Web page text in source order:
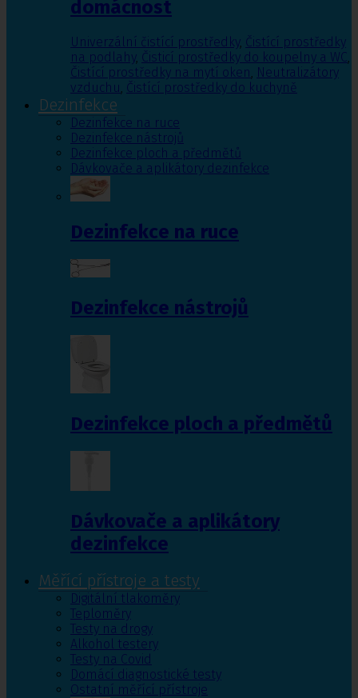
domácnost
Univerzální čistící prostředky, Čistící prostředky
na podlahy, Čisticí prostředky do koupelny a WC,
Čistící prostředky na mytí oken, Neutralizátory
vzduchu, Čistící prostředky do kuchyně
Dezinfekce
Dezinfekce na ruce
Dezinfekce nástrojů
Dezinfekce ploch a předmětů
Dávkovače a aplikátory dezinfekce
Dezinfekce na ruce
Dezinfekce nástrojů
Dezinfekce ploch a předmětů
Dávkovače a aplikátory
dezinfekce
Měřící přístroje a testy
Digitální tlakoměry
Teploměry
Testy na drogy
Alkohol testery
Testy na Covid
Domácí diagnostické testy
Ostatní měřící přístroje